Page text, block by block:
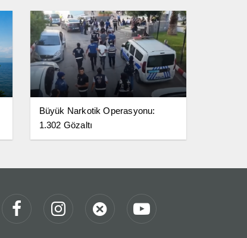
Büyük Narkotik Operasyonu:
1.302 Gözaltı